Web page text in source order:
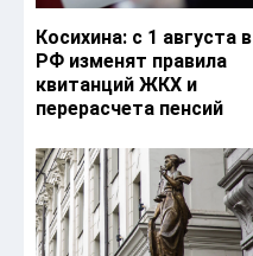
Косихина: с 1 августа в
РФ изменят правила
квитанций ЖКХ и
перерасчета пенсий